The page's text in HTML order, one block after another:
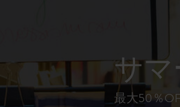
Mardi Mercredi × モレスキン
ハリー・ポッターの呪文コレクションサ
最大50％